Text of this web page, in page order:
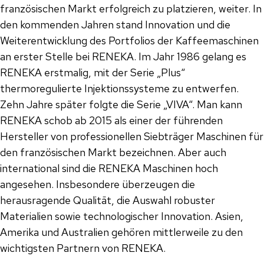
französischen Markt erfolgreich zu platzieren, weiter. In
den kommenden Jahren stand Innovation und die
Weiterentwicklung des Portfolios der Kaffeemaschinen
an erster Stelle bei RENEKA. Im Jahr 1986 gelang es
RENEKA erstmalig, mit der Serie „Plus“
thermoregulierte Injektionssysteme zu entwerfen.
Zehn Jahre später folgte die Serie „VIVA“. Man kann
RENEKA schob ab 2015 als einer der führenden
Hersteller von professionellen Siebträger Maschinen für
den französischen Markt bezeichnen. Aber auch
international sind die RENEKA Maschinen hoch
angesehen. Insbesondere überzeugen die
herausragende Qualität, die Auswahl robuster
Materialien sowie technologischer Innovation. Asien,
Amerika und Australien gehören mittlerweile zu den
wichtigsten Partnern von RENEKA.